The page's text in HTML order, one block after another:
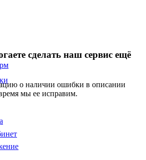
сделать наш сервис ещё
о наличии ошибки в описании
мы ее исправим.